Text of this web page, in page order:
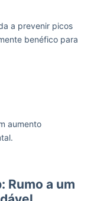
a prevenir picos
benéfico para
aumento
Rumo a um